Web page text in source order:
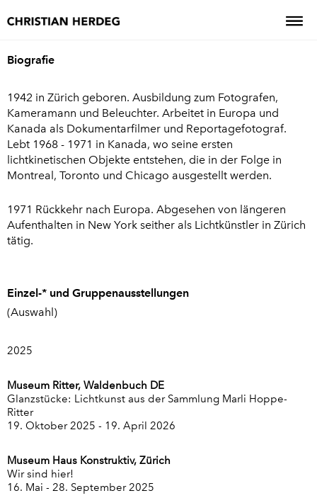
Biografie
1942 in Zürich geboren. Ausbildung zum Fotografen,
Kameramann und Beleuchter. Arbeitet in Europa und
Kanada als Dokumentarfilmer und Reportagefotograf.
Lebt 1968 - 1971 in Kanada, wo seine ersten
lichtkinetischen Objekte entstehen, die in der Folge in
Montreal, Toronto und Chicago ausgestellt werden.
1971 Rückkehr nach Europa. Abgesehen von längeren
Aufenthalten in New York seither als Lichtkünstler in Zürich
tätig.
Einzel-* und Gruppenausstellungen
(Auswahl)
2025
Museum Ritter, Waldenbuch DE
Glanzstücke: Lichtkunst aus der Sammlung Marli Hoppe-
Ritter
19. Oktober 2025 - 19. April 2026
Museum Haus Konstruktiv, Zürich
Wir sind hier!
16. Mai - 28. September 2025